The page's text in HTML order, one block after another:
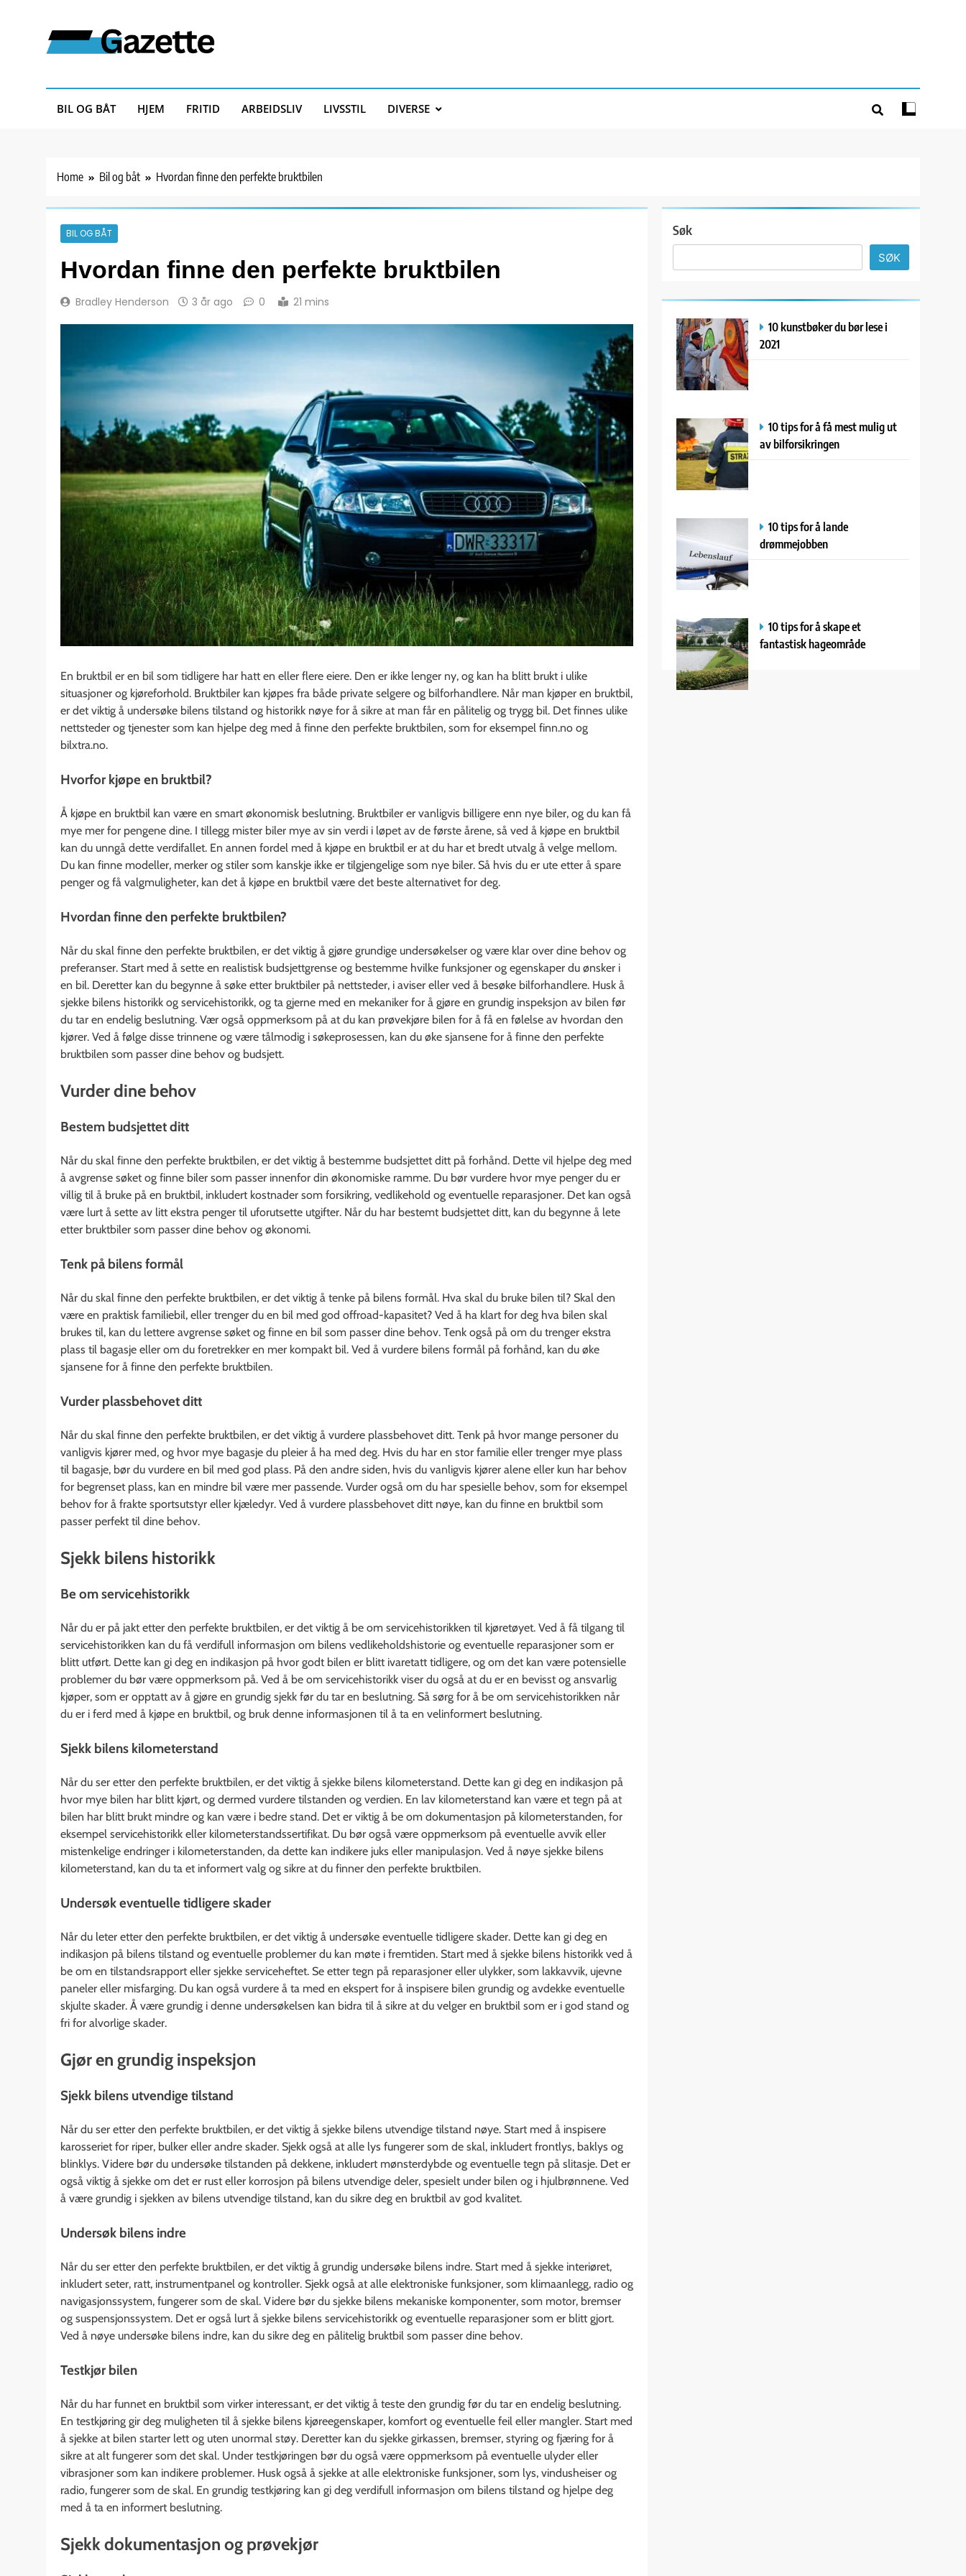
BIL OG BÅT HJEM FRITID ARBEIDSLIV LIVSSTIL DIVERSE
Home Bil og båt Hvordan finne den perfekte bruktbilen
BIL OG BÅT
Hvordan finne den perfekte bruktbilen
Bradley Henderson 3 år ago 0 21 mins
En bruktbil er en bil som tidligere har hatt en eller flere eiere. Den er ikke lenger ny, og kan ha blitt brukt i ulike
situasjoner og kjøreforhold. Bruktbiler kan kjøpes fra både private selgere og bilforhandlere. Når man kjøper en bruktbil,
er det viktig å undersøke bilens tilstand og historikk nøye for å sikre at man får en pålitelig og trygg bil. Det finnes ulike
nettsteder og tjenester som kan hjelpe deg med å finne den perfekte bruktbilen, som for eksempel finn.no og
bilxtra.no.
Hvorfor kjøpe en bruktbil?
Å kjøpe en bruktbil kan være en smart økonomisk beslutning. Bruktbiler er vanligvis billigere enn nye biler, og du kan få
mye mer for pengene dine. I tillegg mister biler mye av sin verdi i løpet av de første årene, så ved å kjøpe en bruktbil
kan du unngå dette verdifallet. En annen fordel med å kjøpe en bruktbil er at du har et bredt utvalg å velge mellom.
Du kan finne modeller, merker og stiler som kanskje ikke er tilgjengelige som nye biler. Så hvis du er ute etter å spare
penger og få valgmuligheter, kan det å kjøpe en bruktbil være det beste alternativet for deg.
Hvordan finne den perfekte bruktbilen?
Når du skal finne den perfekte bruktbilen, er det viktig å gjøre grundige undersøkelser og være klar over dine behov og
preferanser. Start med å sette en realistisk budsjettgrense og bestemme hvilke funksjoner og egenskaper du ønsker i
en bil. Deretter kan du begynne å søke etter bruktbiler på nettsteder, i aviser eller ved å besøke bilforhandlere. Husk å
sjekke bilens historikk og servicehistorikk, og ta gjerne med en mekaniker for å gjøre en grundig inspeksjon av bilen før
du tar en endelig beslutning. Vær også oppmerksom på at du kan prøvekjøre bilen for å få en følelse av hvordan den
kjører. Ved å følge disse trinnene og være tålmodig i søkeprosessen, kan du øke sjansene for å finne den perfekte
bruktbilen som passer dine behov og budsjett.
Vurder dine behov
Bestem budsjettet ditt
Når du skal finne den perfekte bruktbilen, er det viktig å bestemme budsjettet ditt på forhånd. Dette vil hjelpe deg med
å avgrense søket og finne biler som passer innenfor din økonomiske ramme. Du bør vurdere hvor mye penger du er
villig til å bruke på en bruktbil, inkludert kostnader som forsikring, vedlikehold og eventuelle reparasjoner. Det kan også
være lurt å sette av litt ekstra penger til uforutsette utgifter. Når du har bestemt budsjettet ditt, kan du begynne å lete
etter bruktbiler som passer dine behov og økonomi.
Tenk på bilens formål
Når du skal finne den perfekte bruktbilen, er det viktig å tenke på bilens formål. Hva skal du bruke bilen til? Skal den
være en praktisk familiebil, eller trenger du en bil med god offroad-kapasitet? Ved å ha klart for deg hva bilen skal
brukes til, kan du lettere avgrense søket og finne en bil som passer dine behov. Tenk også på om du trenger ekstra
plass til bagasje eller om du foretrekker en mer kompakt bil. Ved å vurdere bilens formål på forhånd, kan du øke
sjansene for å finne den perfekte bruktbilen.
Vurder plassbehovet ditt
Når du skal finne den perfekte bruktbilen, er det viktig å vurdere plassbehovet ditt. Tenk på hvor mange personer du
vanligvis kjører med, og hvor mye bagasje du pleier å ha med deg. Hvis du har en stor familie eller trenger mye plass
til bagasje, bør du vurdere en bil med god plass. På den andre siden, hvis du vanligvis kjører alene eller kun har behov
for begrenset plass, kan en mindre bil være mer passende. Vurder også om du har spesielle behov, som for eksempel
behov for å frakte sportsutstyr eller kjæledyr. Ved å vurdere plassbehovet ditt nøye, kan du finne en bruktbil som
passer perfekt til dine behov.
Sjekk bilens historikk
Be om servicehistorikk
Når du er på jakt etter den perfekte bruktbilen, er det viktig å be om servicehistorikken til kjøretøyet. Ved å få tilgang til
servicehistorikken kan du få verdifull informasjon om bilens vedlikeholdshistorie og eventuelle reparasjoner som er
blitt utført. Dette kan gi deg en indikasjon på hvor godt bilen er blitt ivaretatt tidligere, og om det kan være potensielle
problemer du bør være oppmerksom på. Ved å be om servicehistorikk viser du også at du er en bevisst og ansvarlig
kjøper, som er opptatt av å gjøre en grundig sjekk før du tar en beslutning. Så sørg for å be om servicehistorikken når
du er i ferd med å kjøpe en bruktbil, og bruk denne informasjonen til å ta en velinformert beslutning.
Sjekk bilens kilometerstand
Når du ser etter den perfekte bruktbilen, er det viktig å sjekke bilens kilometerstand. Dette kan gi deg en indikasjon på
hvor mye bilen har blitt kjørt, og dermed vurdere tilstanden og verdien. En lav kilometerstand kan være et tegn på at
bilen har blitt brukt mindre og kan være i bedre stand. Det er viktig å be om dokumentasjon på kilometerstanden, for
eksempel servicehistorikk eller kilometerstandssertifikat. Du bør også være oppmerksom på eventuelle avvik eller
mistenkelige endringer i kilometerstanden, da dette kan indikere juks eller manipulasjon. Ved å nøye sjekke bilens
kilometerstand, kan du ta et informert valg og sikre at du finner den perfekte bruktbilen.
Undersøk eventuelle tidligere skader
Når du leter etter den perfekte bruktbilen, er det viktig å undersøke eventuelle tidligere skader. Dette kan gi deg en
indikasjon på bilens tilstand og eventuelle problemer du kan møte i fremtiden. Start med å sjekke bilens historikk ved å
be om en tilstandsrapport eller sjekke serviceheftet. Se etter tegn på reparasjoner eller ulykker, som lakkavvik, ujevne
paneler eller misfarging. Du kan også vurdere å ta med en ekspert for å inspisere bilen grundig og avdekke eventuelle
skjulte skader. Å være grundig i denne undersøkelsen kan bidra til å sikre at du velger en bruktbil som er i god stand og
fri for alvorlige skader.
Gjør en grundig inspeksjon
Sjekk bilens utvendige tilstand
Når du ser etter den perfekte bruktbilen, er det viktig å sjekke bilens utvendige tilstand nøye. Start med å inspisere
karosseriet for riper, bulker eller andre skader. Sjekk også at alle lys fungerer som de skal, inkludert frontlys, baklys og
blinklys. Videre bør du undersøke tilstanden på dekkene, inkludert mønsterdybde og eventuelle tegn på slitasje. Det er
også viktig å sjekke om det er rust eller korrosjon på bilens utvendige deler, spesielt under bilen og i hjulbrønnene. Ved
å være grundig i sjekken av bilens utvendige tilstand, kan du sikre deg en bruktbil av god kvalitet.
Undersøk bilens indre
Når du ser etter den perfekte bruktbilen, er det viktig å grundig undersøke bilens indre. Start med å sjekke interiøret,
inkludert seter, ratt, instrumentpanel og kontroller. Sjekk også at alle elektroniske funksjoner, som klimaanlegg, radio og
navigasjonssystem, fungerer som de skal. Videre bør du sjekke bilens mekaniske komponenter, som motor, bremser
og suspensjonssystem. Det er også lurt å sjekke bilens servicehistorikk og eventuelle reparasjoner som er blitt gjort.
Ved å nøye undersøke bilens indre, kan du sikre deg en pålitelig bruktbil som passer dine behov.
Testkjør bilen
Når du har funnet en bruktbil som virker interessant, er det viktig å teste den grundig før du tar en endelig beslutning.
En testkjøring gir deg muligheten til å sjekke bilens kjøreegenskaper, komfort og eventuelle feil eller mangler. Start med
å sjekke at bilen starter lett og uten unormal støy. Deretter kan du sjekke girkassen, bremser, styring og fjæring for å
sikre at alt fungerer som det skal. Under testkjøringen bør du også være oppmerksom på eventuelle ulyder eller
vibrasjoner som kan indikere problemer. Husk også å sjekke at alle elektroniske funksjoner, som lys, vindusheiser og
radio, fungerer som de skal. En grundig testkjøring kan gi deg verdifull informasjon om bilens tilstand og hjelpe deg
med å ta en informert beslutning.
Sjekk dokumentasjon og prøvekjør
Søk
SØK
10 kunstbøker du bør lese i
2021
10 tips for å få mest mulig ut
av bilforsikringen
10 tips for å lande
drømmejobben
10 tips for å skape et
fantastisk hageområde